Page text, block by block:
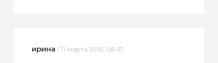
ирина / 11 марта 2016, 08:47